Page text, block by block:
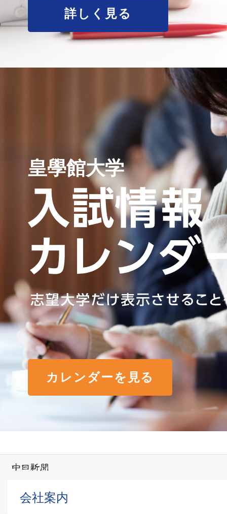
詳しく見る
皇學館大学
カレンダーを見る
会社案内